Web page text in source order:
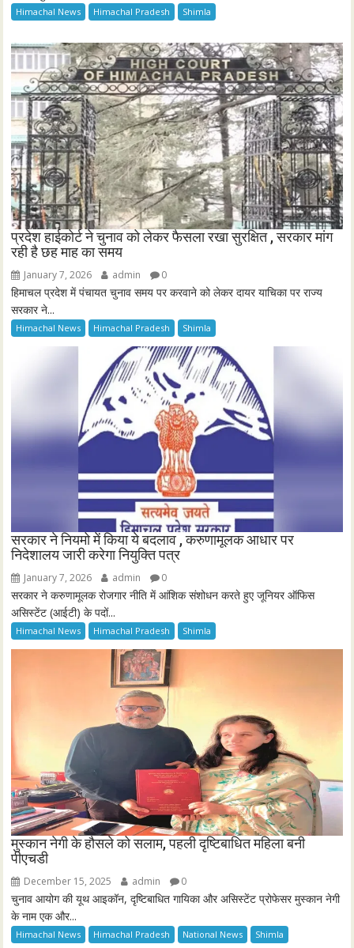
Himachal News Himachal Pradesh Shimla
प्रदेश हाईकोर्ट ने चुनाव को लेकर फैसला रखा सुरक्षित , सरकार मांग
रही है छह माह का समय
January 7, 2026 admin 0
हिमाचल प्रदेश में पंचायत चुनाव समय पर करवाने को लेकर दायर याचिका पर राज्य
सरकार ने...
Himachal News Himachal Pradesh Shimla
सरकार ने नियमो में किया ये बदलाव , करुणामूलक आधार पर
निदेशालय जारी करेगा नियुक्ति पत्र
January 7, 2026 admin 0
सरकार ने करुणामूलक रोजगार नीति में आंशिक संशोधन करते हुए जूनियर ऑफिस
असिस्टेंट (आईटी) के पदों...
Himachal News Himachal Pradesh Shimla
मुस्कान नेगी के हौसले को सलाम, पहली दृष्टिबाधित महिला बनी
पीएचडी
December 15, 2025 admin 0
चुनाव आयोग की यूथ आइकॉन, दृष्टिबाधित गायिका और असिस्टेंट प्रोफेसर मुस्कान नेगी
के नाम एक और...
Himachal News Himachal Pradesh National News Shimla